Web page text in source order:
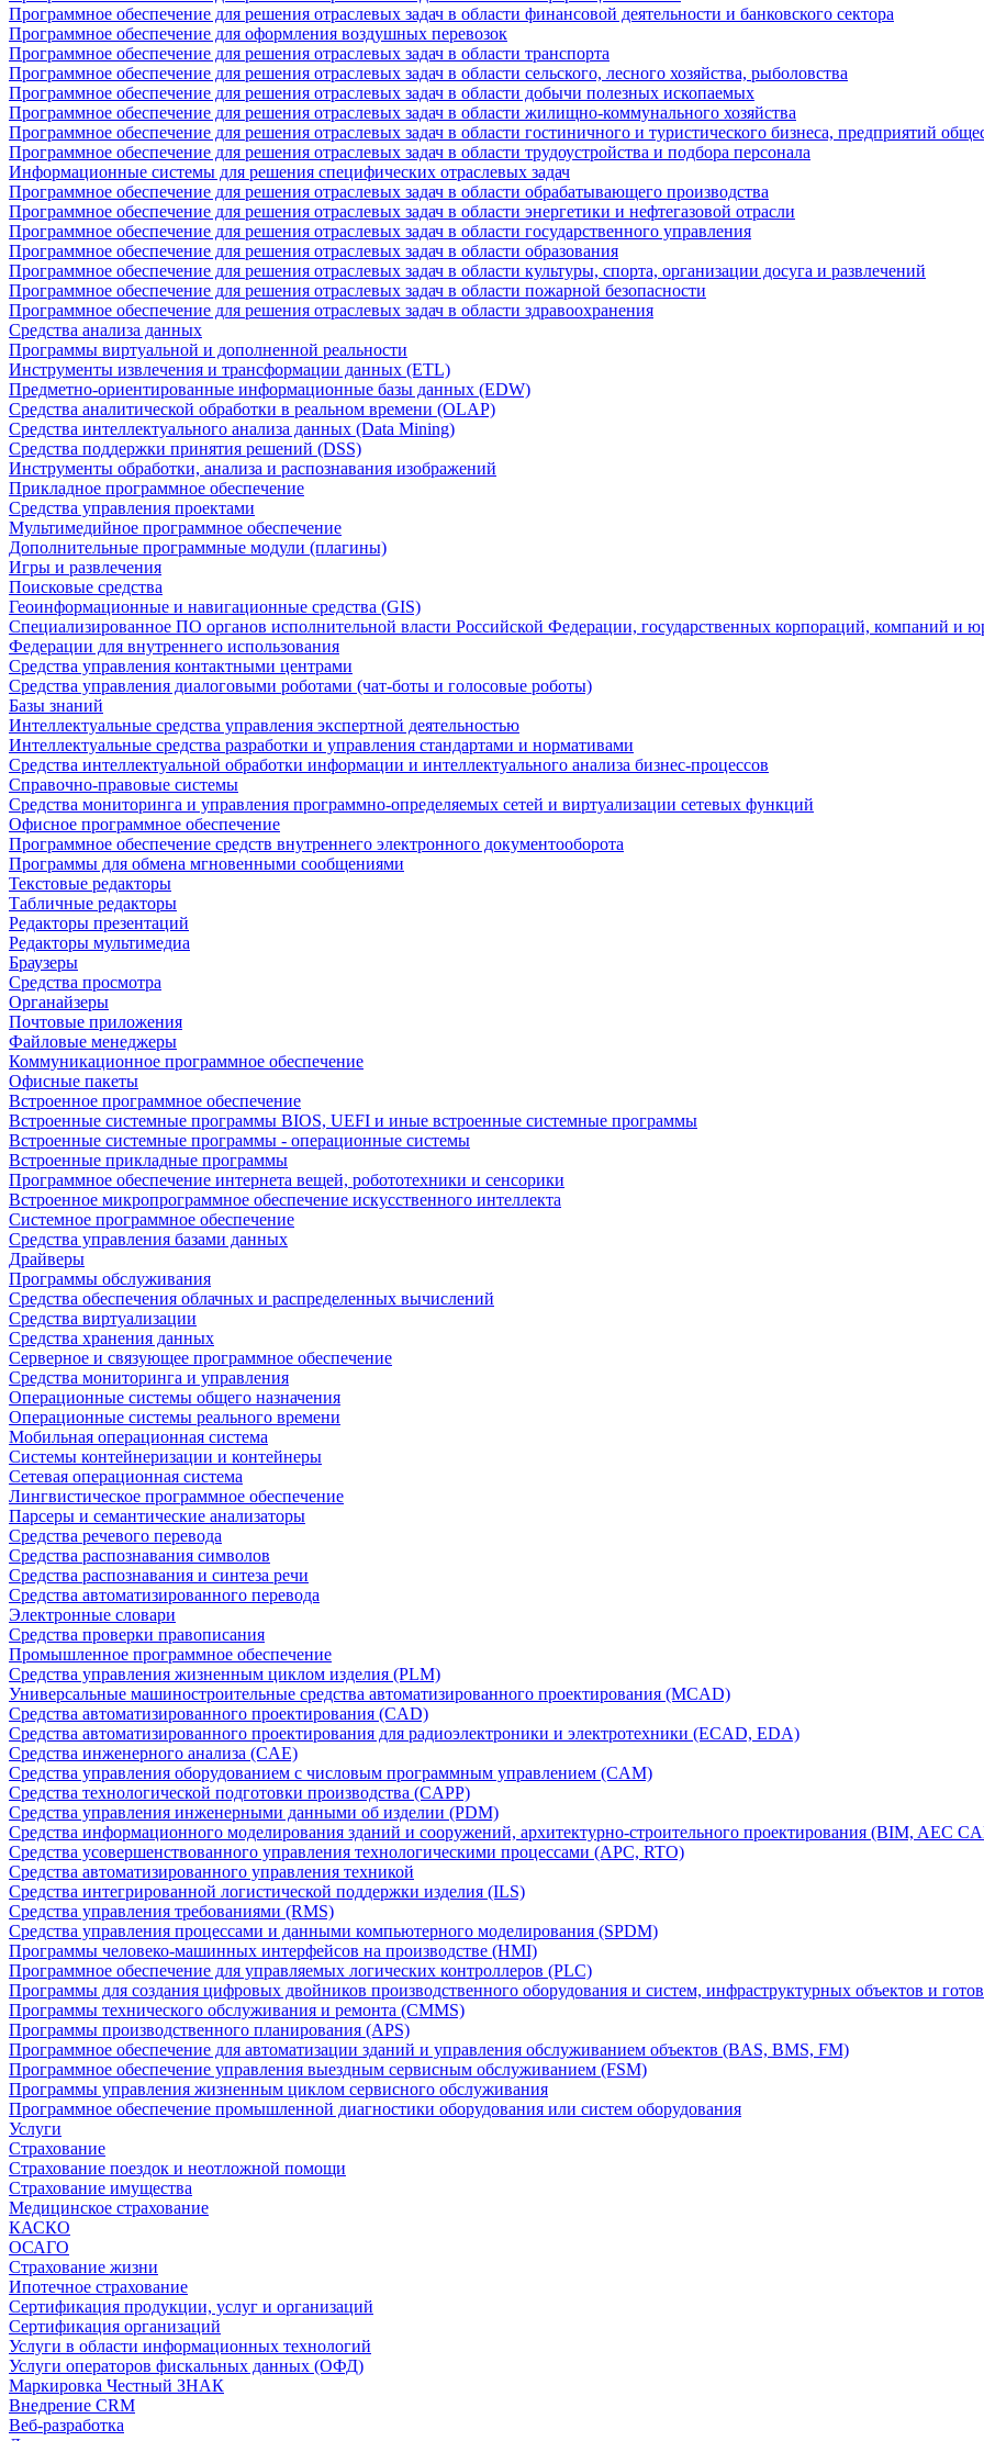
Программное обеспечение для решения отраслевых задач в области финансовой деятельности и банковского сектора
Программное обеспечение для оформления воздушных перевозок
Программное обеспечение для решения отраслевых задач в области транспорта
Программное обеспечение для решения отраслевых задач в области сельского, лесного хозяйства, рыболовства
Программное обеспечение для решения отраслевых задач в области добычи полезных ископаемых
Программное обеспечение для решения отраслевых задач в области жилищно-коммунального хозяйства
Программное обеспечение для решения отраслевых задач в области гостиничного и туристического бизнеса, предприятий
Программное обеспечение для решения отраслевых задач в области трудоустройства и подбора персонала
Информационные системы для решения специфических отраслевых задач
Программное обеспечение для решения отраслевых задач в области обрабатывающего производства
Программное обеспечение для решения отраслевых задач в области энергетики и нефтегазовой отрасли
Программное обеспечение для решения отраслевых задач в области государственного управления
Программное обеспечение для решения отраслевых задач в области образования
Программное обеспечение для решения отраслевых задач в области культуры, спорта, организации досуга и развлечений
Программное обеспечение для решения отраслевых задач в области пожарной безопасности
Программное обеспечение для решения отраслевых задач в области здравоохранения
Средства анализа данных
Программы виртуальной и дополненной реальности
Инструменты извлечения и трансформации данных (ETL)
Предметно-ориентированные информационные базы данных (EDW)
Средства аналитической обработки в реальном времени (OLAP)
Средства интеллектуального анализа данных (Data Mining)
Средства поддержки принятия решений (DSS)
Инструменты обработки, анализа и распознавания изображений
Прикладное программное обеспечение
Средства управления проектами
Мультимедийное программное обеспечение
Дополнительные программные модули (плагины)
Игры и развлечения
Поисковые средства
Геоинформационные и навигационные средства (GIS)
Специализированное ПО органов исполнительной власти Российской Федерации, государственных корпораций, компаний и
Федерации для внутреннего использования
Средства управления контактными центрами
Средства управления диалоговыми роботами (чат-боты и голосовые роботы)
Базы знаний
Интеллектуальные средства управления экспертной деятельностью
Интеллектуальные средства разработки и управления стандартами и нормативами
Средства интеллектуальной обработки информации и интеллектуального анализа бизнес-процессов
Справочно-правовые системы
Средства мониторинга и управления программно-определяемых сетей и виртуализации сетевых функций
Офисное программное обеспечение
Программное обеспечение средств внутреннего электронного документооборота
Программы для обмена мгновенными сообщениями
Текстовые редакторы
Табличные редакторы
Редакторы презентаций
Редакторы мультимедиа
Браузеры
Средства просмотра
Органайзеры
Почтовые приложения
Файловые менеджеры
Коммуникационное программное обеспечение
Офисные пакеты
Встроенное программное обеспечение
Встроенные системные программы BIOS, UEFI и иные встроенные системные программы
Встроенные системные программы - операционные системы
Встроенные прикладные программы
Программное обеспечение интернета вещей, робототехники и сенсорики
Встроенное микропрограммное обеспечение искусственного интеллекта
Системное программное обеспечение
Средства управления базами данных
Драйверы
Программы обслуживания
Средства обеспечения облачных и распределенных вычислений
Средства виртуализации
Средства хранения данных
Серверное и связующее программное обеспечение
Средства мониторинга и управления
Операционные системы общего назначения
Операционные системы реального времени
Мобильная операционная система
Системы контейнеризации и контейнеры
Сетевая операционная система
Лингвистическое программное обеспечение
Парсеры и семантические анализаторы
Средства речевого перевода
Средства распознавания символов
Средства распознавания и синтеза речи
Средства автоматизированного перевода
Электронные словари
Средства проверки правописания
Промышленное программное обеспечение
Средства управления жизненным циклом изделия (PLM)
Универсальные машиностроительные средства автоматизированного проектирования (MCAD)
Средства автоматизированного проектирования (CAD)
Средства автоматизированного проектирования для радиоэлектроники и электротехники (ECAD, EDA)
Средства инженерного анализа (CAE)
Средства управления оборудованием с числовым программным управлением (CAM)
Средства технологической подготовки производства (CAPP)
Средства управления инженерными данными об изделии (PDM)
Средства информационного моделирования зданий и сооружений, архитектурно-строительного проектирования (BIM, AEC
Средства усовершенствованного управления технологическими процессами (APC, RTO)
Средства автоматизированного управления техникой
Средства интегрированной логистической поддержки изделия (ILS)
Средства управления требованиями (RMS)
Средства управления процессами и данными компьютерного моделирования (SPDM)
Программы человеко-машинных интерфейсов на производстве (HMI)
Программное обеспечение для управляемых логических контроллеров (PLC)
Программы для создания цифровых двойников производственного оборудования и систем, инфраструктурных объектов и
Программы технического обслуживания и ремонта (CMMS)
Программы производственного планирования (APS)
Программное обеспечение для автоматизации зданий и управления обслуживанием объектов (BAS, BMS, FM)
Программное обеспечение управления выездным сервисным обслуживанием (FSM)
Программы управления жизненным циклом сервисного обслуживания
Программное обеспечение промышленной диагностики оборудования или систем оборудования
Услуги
Страхование
Страхование поездок и неотложной помощи
Страхование имущества
Медицинское страхование
КАСКО
ОСАГО
Страхование жизни
Ипотечное страхование
Сертификация продукции, услуг и организаций
Сертификация организаций
Услуги в области информационных технологий
Услуги операторов фискальных данных (ОФД)
Маркировка Честный ЗНАК
Внедрение CRM
Веб-разработка